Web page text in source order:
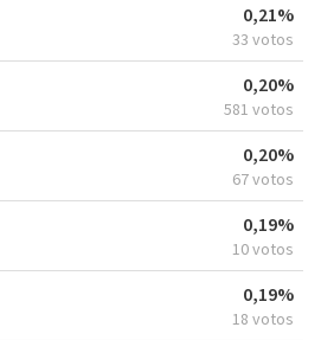
0,21%
33 votos
0,20%
581 votos
0,20%
67 votos
0,19%
10 votos
0,19%
18 votos